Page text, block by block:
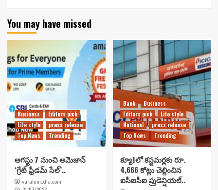
You may have missed
Business
Editors pick
Life style
press release
Top News
Trending
ఆగస్టు 7 నుంచి అమెజాన్
‘గ్రేట్ ఫ్రీడమ్ సేల్’..
varahimedia.com
Bank
Business
Editors pick
Life style
National
press release
Top News
Trending
క్యూ1లో కస్టమర్లకు రూ.
4,666 కోట్లు చెల్లించిన
ఐసీఐసీఐ ప్రుడెన్షియల్..